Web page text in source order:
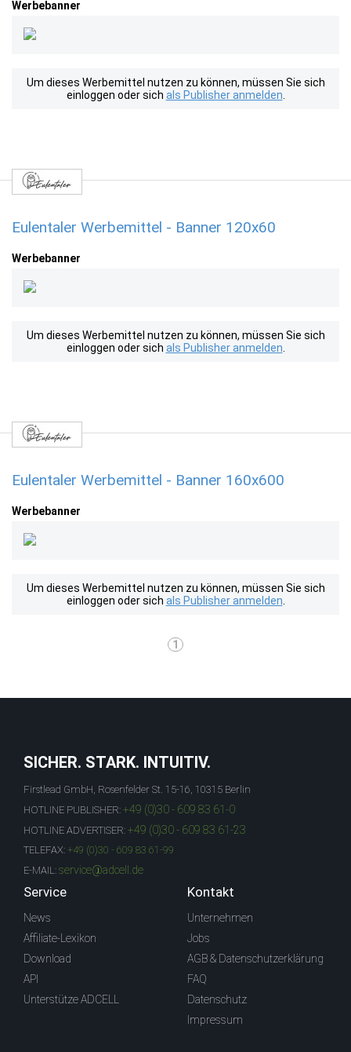
Werbebanner
Um dieses Werbemittel nutzen zu können, müssen Sie sich
einloggen oder sich als Publisher anmelden
Eulentaler Werbemittel - Banner 120x60
Werbebanner
Um dieses Werbemittel nutzen zu können, müssen Sie sich
einloggen oder sich als Publisher anmelden
Eulentaler Werbemittel - Banner 160x600
Werbebanner
Um dieses Werbemittel nutzen zu können, müssen Sie sich
einloggen oder sich als Publisher anmelden
1
SICHER. STARK. INTUITIV.
Firstlead GmbH, Rosenfelder St. 15-16, 10315 Berlin
HOTLINE PUBLISHER: +49 (0)30 - 609 83 61-0
HOTLINE ADVERTISER: +49 (0)30 - 609 83 61-23
TELEFAX: +49 (0)30 - 609 83 61-99
E-MAIL: service@adcell.de
Service
News
Affiliate-Lexikon
Download
API
Unterstütze ADCELL
Kontakt
Unternehmen
Jobs
AGB & Datenschutzerklärung
FAQ
Datenschutz
Impressum